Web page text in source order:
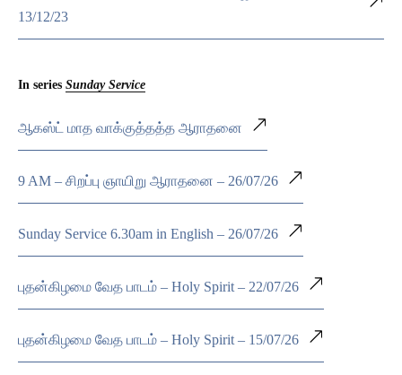
13/12/23
In series Sunday Service
ஆகஸ்ட் மாத வாக்குத்தத்த ஆராதனை
9 AM – சிறப்பு ஞாயிறு ஆராதனை – 26/07/26
Sunday Service 6.30am in English – 26/07/26
புதன்கிழமை வேத பாடம் – Holy Spirit – 22/07/26
புதன்கிழமை வேத பாடம் – Holy Spirit – 15/07/26